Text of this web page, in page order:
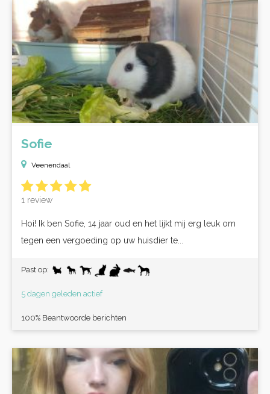
Sofie
Veenendaal
1 review
Hoi! Ik ben Sofie, 14 jaar oud en het lijkt mij erg leuk om
tegen een vergoeding op uw huisdier te...
Past op:
5 dagen geleden actief
100% Beantwoorde berichten